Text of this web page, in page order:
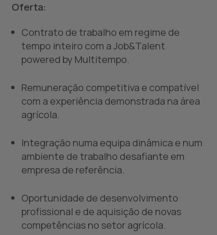
Oferta:
Contrato de trabalho em regime de
tempo inteiro com a Job&Talent
powered by Multitempo.
Remuneração competitiva e compatível
com a experiência demonstrada na área
agrícola.
Integração numa equipa dinâmica e num
ambiente de trabalho desafiante em
empresa de referência.
Oportunidade de desenvolvimento
profissional e de aquisição de novas
competências no setor agrícola.